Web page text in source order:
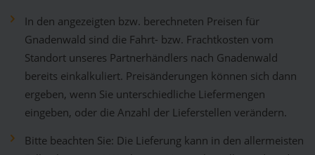
In den angezeigten bzw. berechneten Preisen für
Gnadenwald sind die Fahrt- bzw. Frachtkosten vom
Standort unseres Partnerhändlers nach Gnadenwald
bereits einkalkuliert. Preisänderungen können sich dann
ergeben, wenn Sie unterschiedliche Liefermengen
eingeben, oder die Anzahl der Lieferstellen verändern.
Bitte beachten Sie: Die Lieferung kann in den allermeisten